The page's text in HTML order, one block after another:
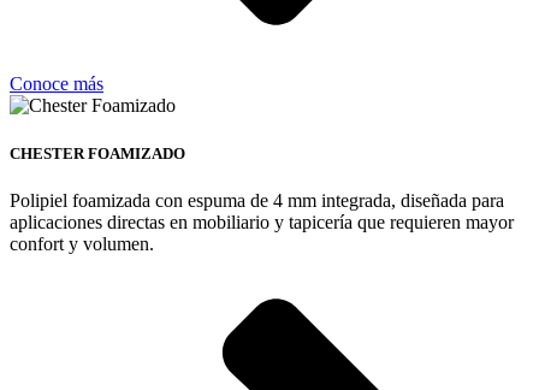
Conoce más
CHESTER FOAMIZADO
Polipiel foamizada con espuma de 4 mm integrada, diseñada para
aplicaciones directas en mobiliario y tapicería que requieren mayor
confort y volumen.